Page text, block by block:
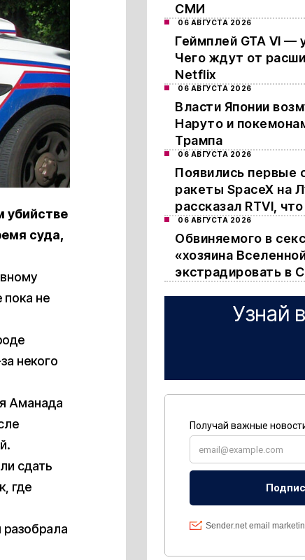
убийстве
суда,
пока не
некого
Аманада
сдать
где
СМИ
06 АВГУСТА 2026
Геймплей GTA VI —
Чего ждут от
Netflix
06 АВГУСТА 2026
Власти Японии
Наруто и
Трампа
06 АВГУСТА 2026
Появились первые
ракеты SpaceX на
рассказал RTVI,
06 АВГУСТА 2026
Обвиняемого в
«хозяина
экстрадировать в
Узнай